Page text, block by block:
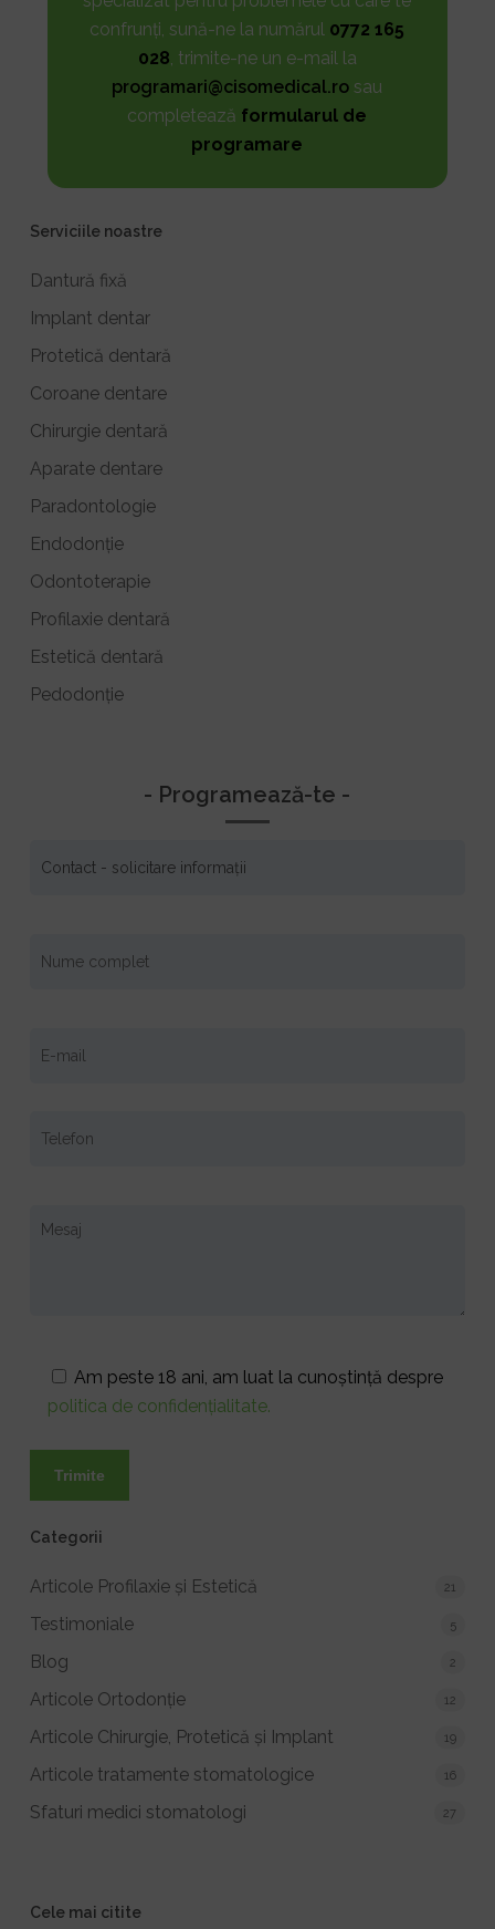
confrunți, sună-ne la numărul 0772 165
028, trimite-ne un e-mail la
programari@cisomedical.ro sau
completează formularul de
programare
Serviciile noastre
Dantură fixă
Implant dentar
Protetică dentară
Coroane dentare
Chirurgie dentară
Aparate dentare
Paradontologie
Endodonție
Odontoterapie
Profilaxie dentară
Estetică dentară
Pedodonție
- Programează-te -
Am peste 18 ani, am luat la cunoștință despre
politica de confidențialitate.
Categorii
Articole Profilaxie și Estetică 21
Testimoniale 5
Blog 2
Articole Ortodonție 12
Articole Chirurgie, Protetică și Implant 19
Articole tratamente stomatologice 16
Sfaturi medici stomatologi 27
Cele mai citite